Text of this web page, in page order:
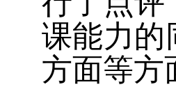
课能力的
方面等方